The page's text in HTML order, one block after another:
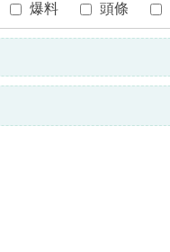
爆料 頭條